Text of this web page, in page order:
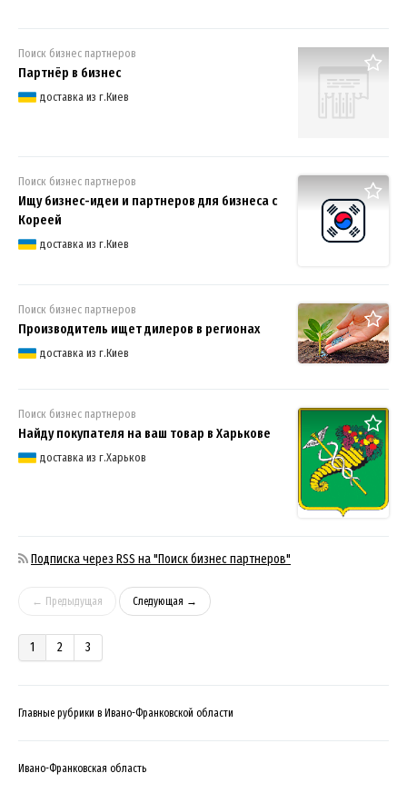
Поиск бизнес партнеров
Партнёр в бизнес
доставка из г.Киев
Поиск бизнес партнеров
Ищу бизнес-идеи и партнеров для бизнеса с
Кореей
доставка из г.Киев
Поиск бизнес партнеров
Производитель ищет дилеров в регионах
доставка из г.Киев
Поиск бизнес партнеров
Найду покупателя на ваш товар в Харькове
доставка из г.Харьков
Подписка через RSS на "Поиск бизнес партнеров"
← Предыдущая Следующая →
1 2 3
Главные рубрики в Ивано-Франковской области
Ивано-Франковская область